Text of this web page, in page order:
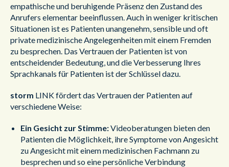
empathische und beruhigende Präsenz den Zustand des
Anrufers elementar beeinflussen. Auch in weniger kritischen
Situationen ist es Patienten unangenehm, sensible und oft
private medizinische Angelegenheiten mit einem Fremden
zu besprechen. Das Vertrauen der Patienten ist von
entscheidender Bedeutung, und die Verbesserung Ihres
Sprachkanals für Patienten ist der Schlüssel dazu.
storm LINK fördert das Vertrauen der Patienten auf
verschiedene Weise:
Ein Gesicht zur Stimme:Videoberatungen bieten den
Patienten die Möglichkeit, ihre Symptome von Angesicht
zu Angesicht mit einem medizinischen Fachmann zu
besprechen und so eine persönliche Verbindung